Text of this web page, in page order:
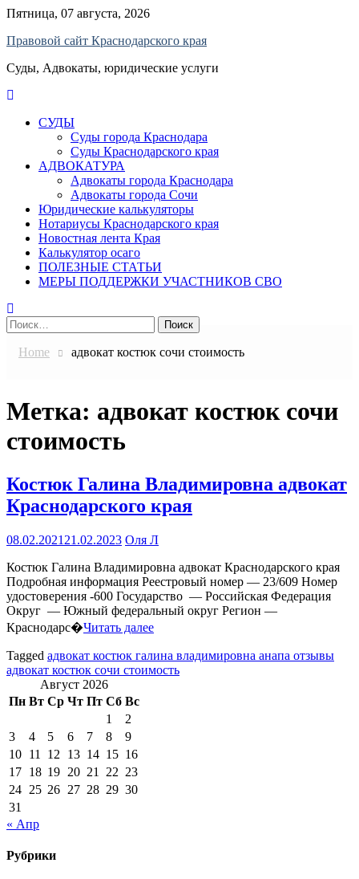
Skip
content
Пятница, 07 августа, 2026
Правовой сайт Краснодарского края
Суды, Адвокаты, юридические услуги
СУДЫ
Суды города Краснодара
Суды Краснодарского края
АДВОКАТУРА
Адвокаты города Краснодара
Адвокаты города Сочи
Юридические калькуляторы
Нотариусы Краснодарского края
Новостная лента Края
Калькулятор осаго
ПОЛЕЗНЫЕ СТАТЬИ
МЕРЫ ПОДДЕРЖКИ УЧАСТНИКОВ СВО
Найти:
Home адвокат костюк сочи стоимость
Метка: адвокат костюк сочи
стоимость
Костюк Галина Владимировна адвокат
Краснодарского края
08.02.2021 21.02.2023 Оля Л
Костюк Галина Владимировна адвокат Краснодарского края
Подробная информация Реестровый номер — 23/609 Номер
удостоверения -600 Государство — Российская Федерация
Округ — Южный федеральный округ Регион —
Краснодарс�Читать далее
Tagged адвокат костюк галина владимировна анапа отзывы
адвокат костюк сочи стоимость
Август 2026
Пн Вт Ср Чт Пт Сб Вс
1
2
3
4 5 6 7 8
9
10 11 12 13 14 15 16
17 18 19 20 21 22 23
24 25 26 27 28 29 30
31
« Апр
Рубрики